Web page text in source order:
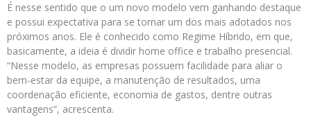
É nesse sentido que o um novo modelo vem ganhando destaque
e possui expectativa para se tornar um dos mais adotados nos
próximos anos. Ele é conhecido como Regime Híbrido, em que,
basicamente, a ideia é dividir home office e trabalho presencial.
“Nesse modelo, as empresas possuem facilidade para aliar o
bem-estar da equipe, a manutenção de resultados, uma
coordenação eficiente, economia de gastos, dentre outras
vantagens”, acrescenta.